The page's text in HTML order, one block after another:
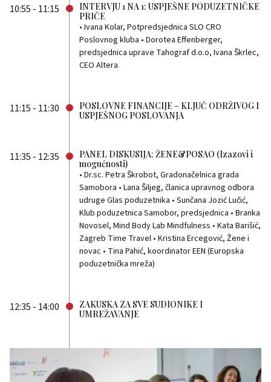
10:55 - 11:15
INTERVJU 1 NA 1: USPJEŠNE PODUZETNIČKE
PRIČE
• Ivana Kolar, Potpredsjednica SLO CRO
Poslovnog kluba • Dorotea Effenberger,
predsjednica uprave Tahograf d.o.o, Ivana Škrlec,
CEO Altera
11:15 - 11:30
POSLOVNE FINANCIJE – KLJUČ ODRŽIVOG I
USPJEŠNOG POSLOVANJA
11:35 - 12:35
PANEL DISKUSIJA: ŽENE&POSAO (Izazovi i
mogućnosti)
• Dr.sc. Petra Škrobot, Gradonačelnica grada
Samobora • Lana Šiljeg, članica upravnog odbora
udruge Glas poduzetnika • Sunčana Jozić Lučić,
Klub poduzetnica Samobor, predsjednica • Branka
Novosel, Mind Body Lab Mindfulness • Kata Barišić,
Zagreb Time Travel • Kristina Ercegović, Žene i
novac • Tina Pahić, koordinator EEN (Europska
poduzetnička mreža)
12:35 - 14:00
ZAKUSKA ZA SVE SUDIONIKE I
UMREŽAVANJE